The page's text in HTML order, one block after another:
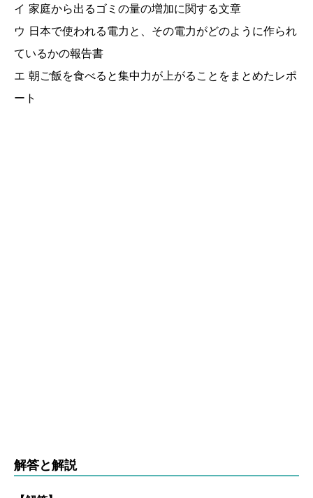
イ 家庭から出るゴミの量の増加に関する文章
ウ 日本で使われる電力と、その電力がどのように作られ
ているかの報告書
エ 朝ご飯を食べると集中力が上がることをまとめたレポ
ート
解答と解説